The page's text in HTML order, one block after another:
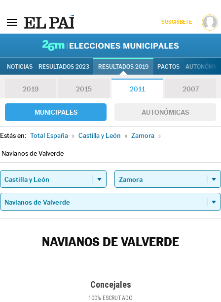
SUSCRÍBETE
NOTICIAS RESULTADOS 2023 RESULTADOS 2019 PACTOS
2019 2015 2011 2007
MUNICIPALES AUTONÓMICAS
Estás en: Total España » Castilla y León » Zamora »
Navianos de Valverde
NAVIANOS DE VALVERDE
Concejales
100% ESCRUTADO